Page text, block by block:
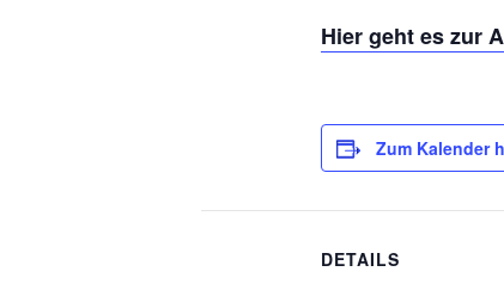
Hier geht es zur
Zum Kalender
DETAILS